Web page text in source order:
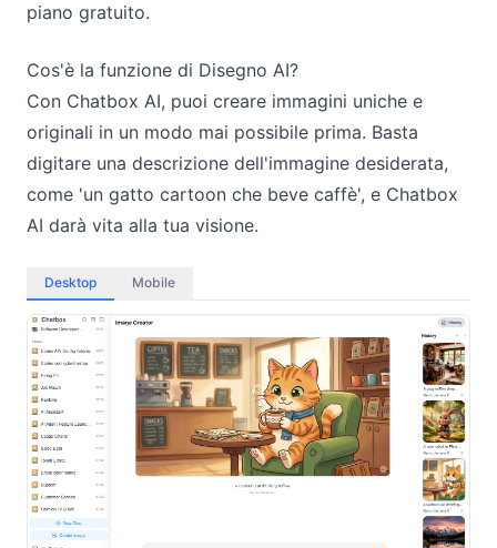
piano gratuito.
Cos'è la funzione di Disegno AI?
Con Chatbox AI, puoi creare immagini uniche e
originali in un modo mai possibile prima. Basta
digitare una descrizione dell'immagine desiderata,
come 'un gatto cartoon che beve caffè', e Chatbox
AI darà vita alla tua visione.
Desktop Mobile